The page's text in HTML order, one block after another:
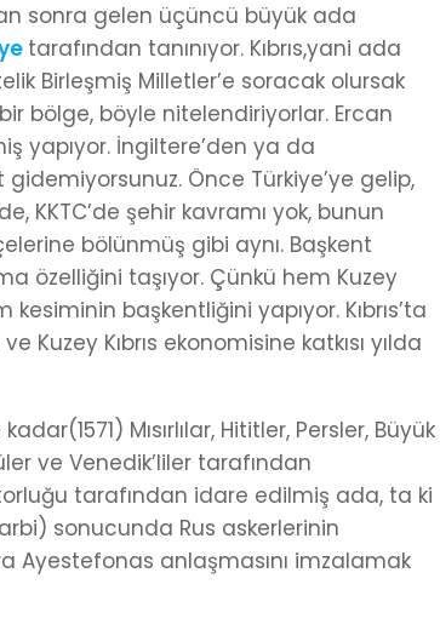
sonra gelen üçüncü büyük ada
tarafından tanınıyor. Kıbrıs,yani ada
Birleşmiş Milletler’e soracak olursak
bölge, böyle nitelendiriyorlar. Ercan
yapıyor. İngiltere’den ya da
gidemiyorsunuz. Önce Türkiye’ye gelip,
KKTC’de şehir kavramı yok, bunun
bölünmüş gibi aynı. Başkent
özelliğini taşıyor. Çünkü hem Kuzey
kesiminin başkentliğini yapıyor. Kıbrıs’ta
Kıbrıs ekonomisine katkısı yılda
Mısırlılar, Hititler, Persler, Büyük
ve Venedik’liler tarafından
tarafından idare edilmiş ada, ta ki
sonucunda Rus askerlerinin
Ayestefonas anlaşmasını imzalamak